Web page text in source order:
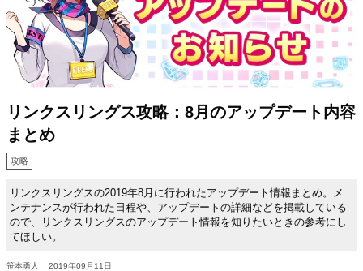
リンクスリングス攻略：8月のアップデート内容
まとめ
攻略
リンクスリングスの2019年8月に行われたアップデート情報まとめ。メ
ンテナンスが行われた日程や、アップデートの詳細などを掲載している
ので、リンクスリングスのアップデート情報を知りたいときの参考にし
てほしい。
笹本勇人 2019年09月11日